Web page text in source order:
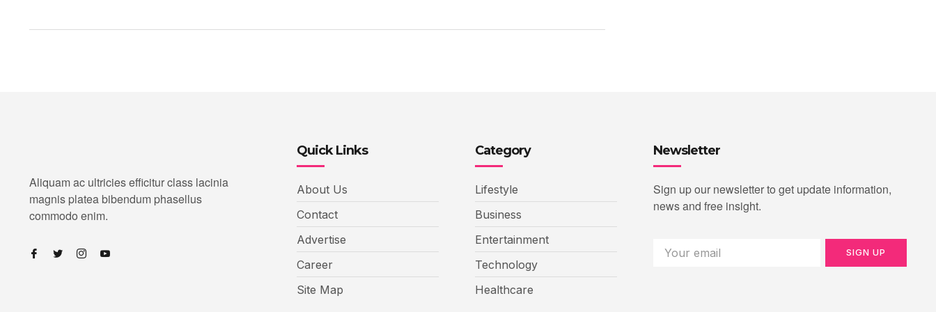
Aliquam ac ultricies efficitur class lacinia
magnis platea bibendum phasellus
commodo enim.
Quick Links
About Us
Contact
Advertise
Career
Site Map
Category
Lifestyle
Business
Entertainment
Technology
Healthcare
Newsletter
Sign up our newsletter to get update information,
news and free insight.
SIGN UP